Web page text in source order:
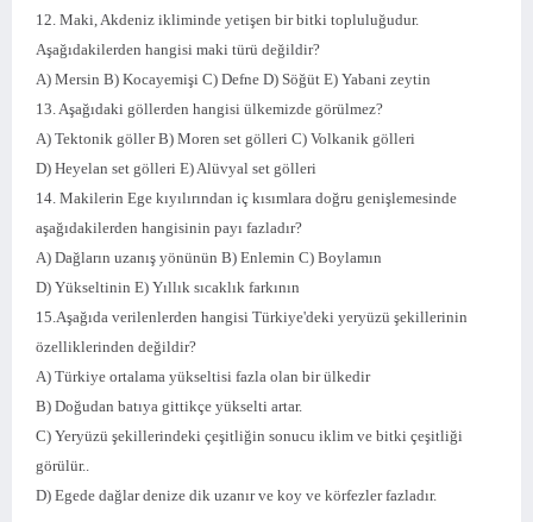
12. Maki, Akdeniz ikliminde yetişen bir bitki topluluğudur.
Aşağıdakilerden hangisi maki türü değildir?
A) Mersin B) Kocayemişi C) Defne D) Söğüt E) Yabani zeytin
13. Aşağıdaki göllerden hangisi ülkemizde görülmez?
A) Tektonik göller B) Moren set gölleri C) Volkanik gölleri
D) Heyelan set gölleri E) Alüvyal set gölleri
14. Makilerin Ege kıyılırından iç kısımlara doğru genişlemesinde
aşağıdakilerden hangisinin payı fazladır?
A) Dağların uzanış yönünün B) Enlemin C) Boylamın
D) Yükseltinin E) Yıllık sıcaklık farkının
15.Aşağıda verilenlerden hangisi Türkiye'deki yeryüzü şekillerinin
özelliklerinden değildir?
A) Türkiye ortalama yükseltisi fazla olan bir ülkedir
B) Doğudan batıya gittikçe yükselti artar.
C) Yeryüzü şekillerindeki çeşitliğin sonucu iklim ve bitki çeşitliği
görülür..
D) Egede dağlar denize dik uzanır ve koy ve körfezler fazladır.